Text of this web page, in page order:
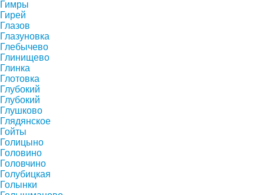
Гимры
Гирей
Глазов
Глазуновка
Глебычево
Глинищево
Глинка
Глотовка
Глубокий
Глубокий
Глушково
Глядянское
Гойты
Голицыно
Головино
Головчино
Голубицкая
Голынки